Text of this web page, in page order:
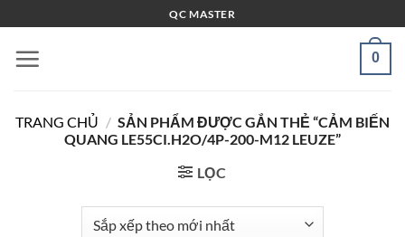
qua
nội
QC MASTER
0
TRANG CHỦ / SẢN PHẨM ĐƯỢC GẮN THẺ “CẢM BIẾN
QUANG LE55CI.H2O/4P-200-M12 LEUZE”
LỌC